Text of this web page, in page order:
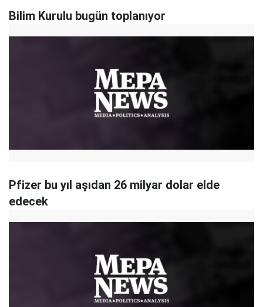
Bilim Kurulu bugün toplanıyor
Pfizer bu yıl aşıdan 26 milyar dolar elde
edecek